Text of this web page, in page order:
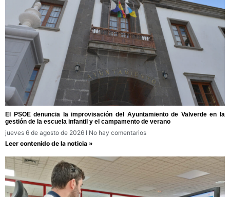
El PSOE denuncia la improvisación del Ayuntamiento de Valverde en la
gestión de la escuela infantil y el campamento de verano
jueves 6 de agosto de 2026
No hay comentarios
Leer contenido de la noticia »